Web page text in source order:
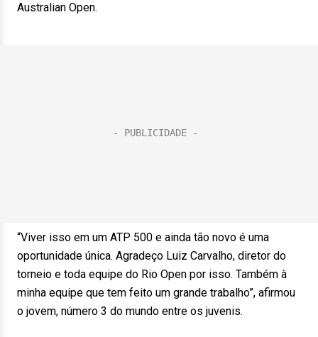
Australian Open.
“Viver isso em um ATP 500 e ainda tão novo é uma
oportunidade única. Agradeço Luiz Carvalho, diretor do
torneio e toda equipe do Rio Open por isso. Também à
minha equipe que tem feito um grande trabalho”, afirmou
o jovem, número 3 do mundo entre os juvenis.